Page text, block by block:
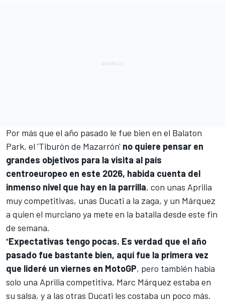
Por más que el año pasado le fue bien en el Balaton
Park, el 'Tiburón de Mazarrón' no quiere pensar en
grandes objetivos para la visita al país
centroeuropeo en este 2026, habida cuenta del
inmenso nivel que hay en la parrilla, con unas Aprilia
muy competitivas, unas Ducati a la zaga, y un Márquez
a quien el murciano ya mete en la batalla desde este fin
de semana.
"Expectativas tengo pocas. Es verdad que el año
pasado fue bastante bien, aquí fue la primera vez
que lideré un viernes en MotoGP, pero también había
solo una Aprilia competitiva, Marc Márquez estaba en
su salsa, y a las otras Ducati les costaba un poco más.